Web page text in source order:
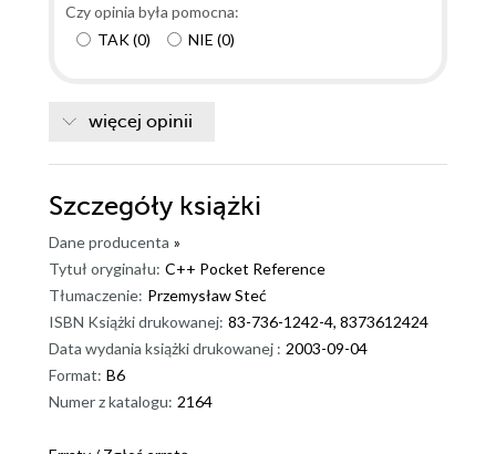
Czy opinia była pomocna:
TAK(0) NIE (0)
więcej opinii
Szczegóły książki
Dane producenta »
Tytuł oryginału: C++ Pocket Reference
Tłumaczenie: Przemysław Steć
ISBN Książki drukowanej: 83-736-1242-4, 8373612424
Data wydania książki drukowanej : 2003-09-04
Format: B6
Numer z katalogu: 2164